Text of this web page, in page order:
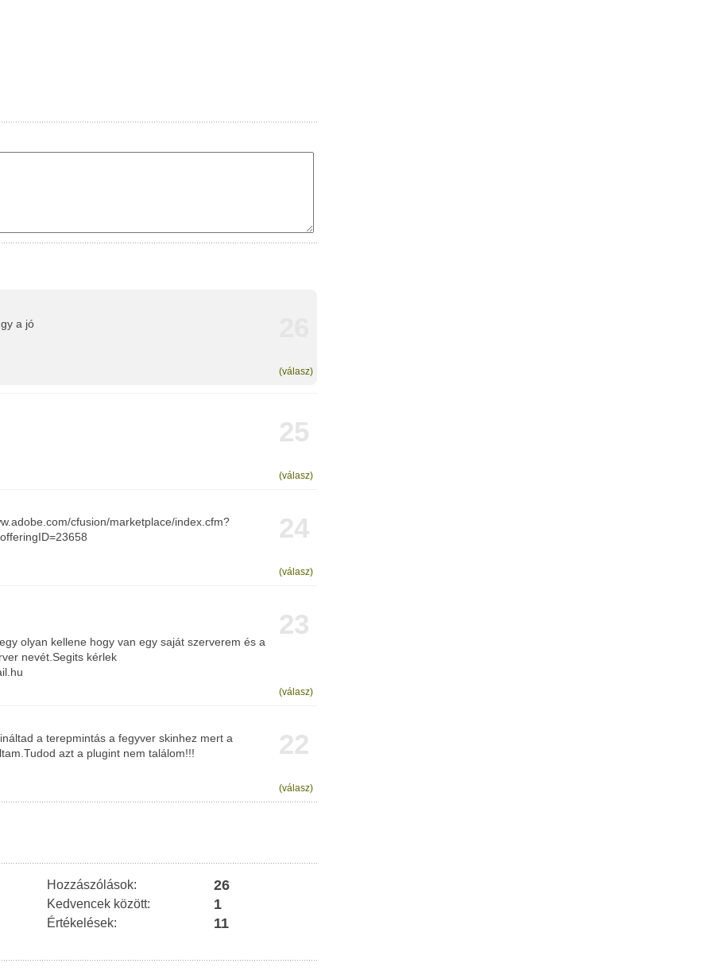
a jó
(válasz)
25
(válasz)
24
cfusion/marketplace/index.cfm?
(válasz)
23
olyan kellene hogy van egy saját szerverem és a
nevét.Segits kérlek
(válasz)
22
a terepmintás a fegyver skinhez mert a
azt a plugint nem találom!!!
(válasz)
Hozzászólások: 26
Kedvencek között: 1
Értékelések: 11